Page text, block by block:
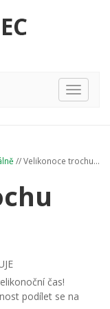
Hlavní
nabídka
// Velikonoce trochu...
čas!
podílet se na